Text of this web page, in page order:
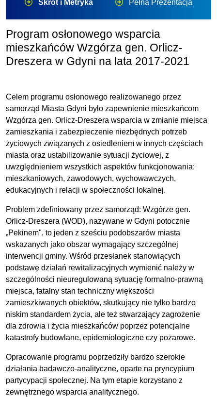
Skrót i Metryka Pełna Prezentacja
Program osłonowego wsparcia
mieszkańców Wzgórza gen. Orlicz-
Dreszera w Gdyni na lata 2017-2021
Celem programu osłonowego realizowanego przez
samorząd Miasta Gdyni było zapewnienie mieszkańcom
Wzgórza gen. Orlicz-Dreszera wsparcia w zmianie miejsca
zamieszkania i zabezpieczenie niezbędnych potrzeb
życiowych związanych z osiedleniem w innych częściach
miasta oraz ustabilizowanie sytuacji życiowej, z
uwzględnieniem wszystkich aspektów funkcjonowania:
mieszkaniowych, zawodowych, wychowawczych,
edukacyjnych i relacji w społeczności lokalnej.
Problem zdefiniowany przez samorząd: Wzgórze gen.
Orlicz-Dreszera (WOD), nazywane w Gdyni potocznie
„Pekinem", to jeden z sześciu podobszarów miasta
wskazanych jako obszar wymagający szczególnej
interwencji gminy. Wśród przesłanek stanowiących
podstawę działań rewitalizacyjnych wymienić należy w
szczególności nieuregulowaną sytuację formalno-prawną
miejsca, fatalny stan techniczny większości
zamieszkiwanych obiektów, skutkujący nie tylko bardzo
niskim standardem życia, ale też stwarzający zagrożenie
dla zdrowia i życia mieszkańców poprzez potencjalne
katastrofy budowlane, epidemiologiczne czy pożarowe.
Opracowanie programu poprzedziły bardzo szerokie
działania badawczo-analityczne, oparte na pryncypium
partycypacji społecznej. Na tym etapie korzystano z
zewnętrznego wsparcia analitycznego.